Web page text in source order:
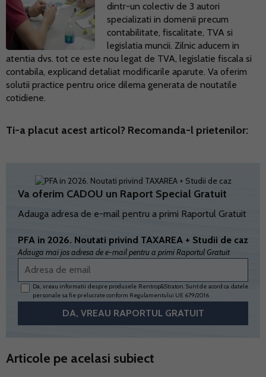
dintr-un colectiv de 3 autori
specializati in domenii precum
contabilitate, fiscalitate, TVA si
legislatia muncii. Zilnic aducem in
atentia dvs. tot ce este nou legat de TVA, legislatie fiscala si
contabila, explicand detaliat modificarile aparute. Va oferim
solutii practice pentru orice dilema generata de noutatile
cotidiene.
Ti-a placut acest articol? Recomanda-l prietenilor:
Va oferim CADOU un Raport Special Gratuit
Adauga adresa de e-mail pentru a primi Raportul Gratuit
PFA in 2026. Noutati privind TAXAREA + Studii de caz
Adauga mai jos adresa de e-mail pentru a primi Raportul Gratuit
Da, vreau informatii despre produsele Rentrop&Straton. Sunt de acord ca datele
personale sa fie prelucrate conform Regulamentului UE 679/2016
Articole pe acelasi subiect